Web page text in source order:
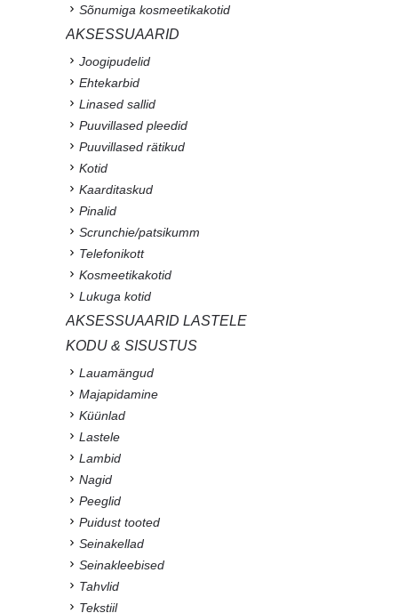
Sõnumiga kosmeetikakotid
AKSESSUAARID
Joogipudelid
Ehtekarbid
Linased sallid
Puuvillased pleedid
Puuvillased rätikud
Kotid
Kaarditaskud
Pinalid
Scrunchie/patsikumm
Telefonikott
Kosmeetikakotid
Lukuga kotid
AKSESSUAARID LASTELE
KODU & SISUSTUS
Lauamängud
Majapidamine
Küünlad
Lastele
Lambid
Nagid
Peeglid
Puidust tooted
Seinakellad
Seinakleebised
Tahvlid
Tekstiil